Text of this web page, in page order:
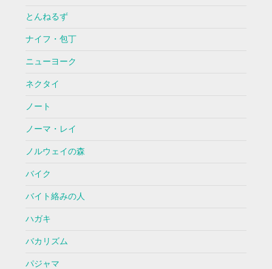
とんねるず
ナイフ・包丁
ニューヨーク
ネクタイ
ノート
ノーマ・レイ
ノルウェイの森
バイク
バイト絡みの人
ハガキ
バカリズム
パジャマ